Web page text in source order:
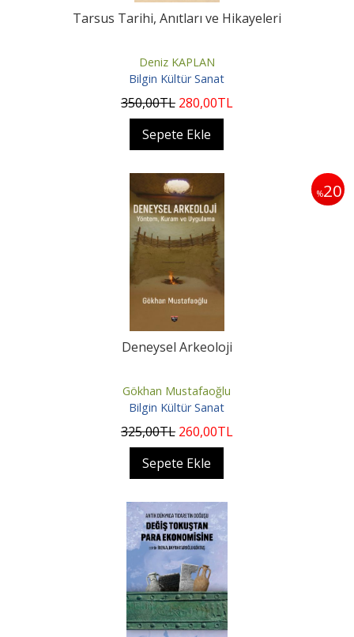
Tarsus Tarihi, Anıtları ve Hikayeleri
Deniz KAPLAN
Bilgin Kültür Sanat
350,00TL 280,00TL
Sepete Ekle
%20
Deneysel Arkeoloji
Gökhan Mustafaoğlu
Bilgin Kültür Sanat
325,00TL 260,00TL
Sepete Ekle